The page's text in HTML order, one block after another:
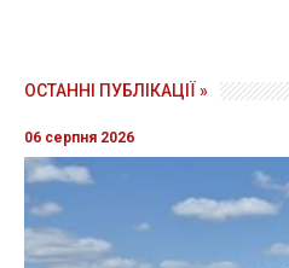
ОСТАННІ ПУБЛІКАЦІЇ »
06 серпня 2026